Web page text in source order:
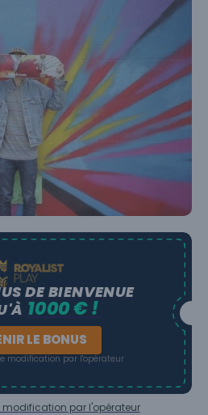
DE BIENVENUE
1000 € !
LE BONUS
modification par l'opérateur
modification par l'opérateur